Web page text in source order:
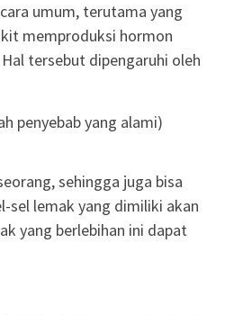
umum, terutama yang
memproduksi hormon
tersebut dipengaruhi oleh
penyebab yang alami)
sehingga juga bisa
sel lemak yang dimiliki akan
yang berlebihan ini dapat